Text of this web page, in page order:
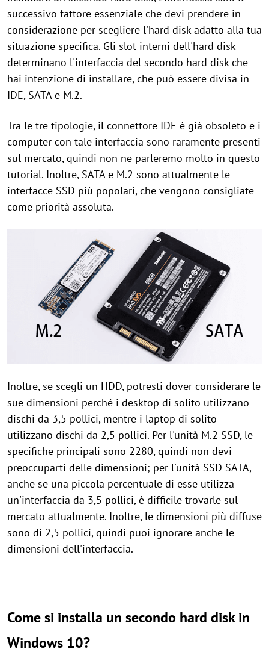
successivo fattore essenziale che devi prendere in
considerazione per scegliere l'hard disk adatto alla tua
situazione specifica. Gli slot interni dell'hard disk
determinano l'interfaccia del secondo hard disk che
hai intenzione di installare, che può essere divisa in
IDE, SATA e M.2.
Tra le tre tipologie, il connettore IDE è già obsoleto e i
computer con tale interfaccia sono raramente presenti
sul mercato, quindi non ne parleremo molto in questo
tutorial. Inoltre, SATA e M.2 sono attualmente le
interfacce SSD più popolari, che vengono consigliate
come priorità assoluta.
Inoltre, se scegli un HDD, potresti dover considerare le
sue dimensioni perché i desktop di solito utilizzano
dischi da 3,5 pollici, mentre i laptop di solito
utilizzano dischi da 2,5 pollici. Per l'unità M.2 SSD, le
specifiche principali sono 2280, quindi non devi
preoccuparti delle dimensioni; per l'unità SSD SATA,
anche se una piccola percentuale di esse utilizza
un'interfaccia da 3,5 pollici, è difficile trovarle sul
mercato attualmente. Inoltre, le dimensioni più diffuse
sono di 2,5 pollici, quindi puoi ignorare anche le
dimensioni dell'interfaccia.
Come si installa un secondo hard disk in
Windows 10?